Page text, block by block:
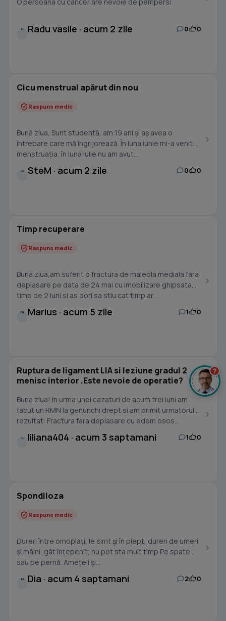
R Radu vasile · acum 2 zile 0 0
Cicu menstrual apărut din nou
Raspuns medic
Bună ziua, Sunt studentă, am 19 ani și aș avea o
întrebare care mă îngrijorează. În luna iunie mi-a venit
menstruația, în luna iulie nu am avut...
S SteM · acum 2 zile 0 0
Timp recuperare
Raspuns medic
Buna ziua,am suferit o fractura de maleola mediala fara
deplasare pe data de 24 mai cu imobilizare ghipsata
timp de 2 luni si as dori sa stiu cat timp ar...
M Marius · acum 5 zile 1 0
Ruptura de ligament LIA si leziune gradul 2
menisc interior .Este nevoie de operatie?
Buna ziua! In urma unei cazaturi de acum trei luni am
facut un RMN la genunchi drept si am primit urmatorul
rezultat: Fractura fara deplasare cu edem osos...
L liliana404 · acum 3 saptamani 1 0
Spondiloza
Raspuns medic
Dureri între omoplați, le simt și în piept, dureri de umeri
și mâini, gât înțepenit, nu pot sta mult timp Pe spate
sau pe pernă. Amețeli și...
D Dia · acum 4 saptamani 2 0
?